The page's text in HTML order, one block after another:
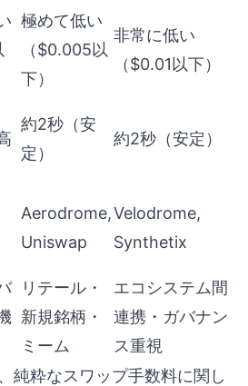
極めて低い
（$0.005以
下）
非常に低い
（$0.01以下）
約2秒（安
定）
約2秒（安定）
Aerodrome,
Uniswap
Velodrome,
Synthetix
リテール・
新規銘柄・
ミーム
エコシステム間
連携・ガバナン
ス重視
純粋なスワップ手数料に関し